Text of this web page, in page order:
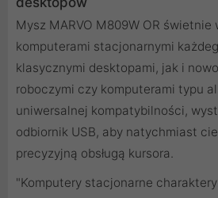
Mysz MARVO M809W OR świetnie
komputerami stacjonarnymi
klasycznymi desktopami, jak i
roboczymi czy komputerami typu
uniwersalnej kompatybilności,
odbiornik USB, aby natychmiast
precyzyjną obsługą kursora.
"Komputery stacjonarne